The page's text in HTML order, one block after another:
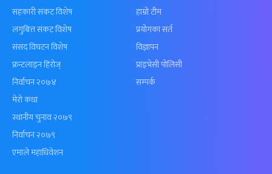
सहकारी संकट विशेष
लगुबित्त संकट विशेष
संसद विघटन विशेष
फ्रन्टलाइन हिरोज्
निर्वाचन २०७४
मेरो कथा
स्थानीय चुनाव २०७९
निर्वाचन २०७९
एमाले महाधिवेशन
हाम्रो टीम
प्रयोगका सर्त
विज्ञापन
प्राइभेसी पोलिसी
सम्पर्क